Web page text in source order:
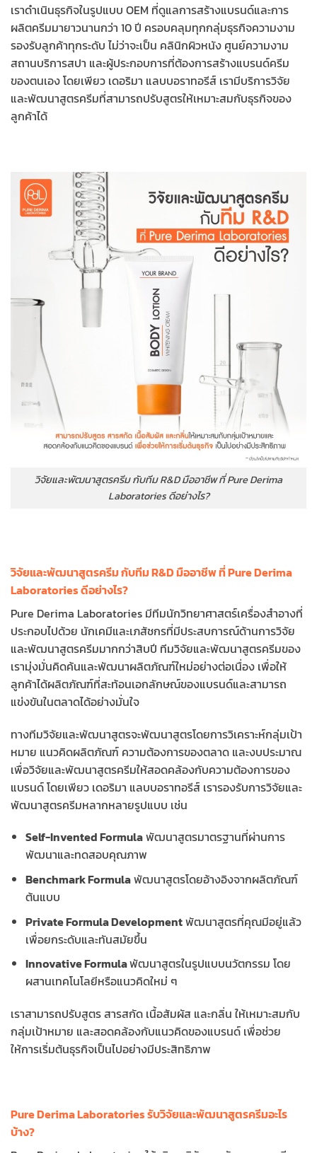
เราดำเนินธุรกิจในรูปแบบ OEM ที่ดูแลการสร้างแบรนด์และการ
ผลิตครีมมายาวนานกว่า 10 ปี ครอบคลุมทุกกลุ่มธุรกิจความงาม
รองรับลูกค้าทุกระดับ ไม่ว่าจะเป็น คลินิกผิวหนัง ศูนย์ความงาม
สถานบริการสปา และผู้ประกอบการที่ต้องการสร้างแบรนด์ครีม
ของตนเอง โดยเพียว เดอริมา แลบบอราทอรีส์ เรามีบริการวิจัย
และพัฒนาสูตรครีมที่สามารถปรับสูตรให้เหมาะสมกับธุรกิจของ
ลูกค้าได้
วิจัยและพัฒนาสูตรครีม กับทีม R&D มืออาชีพ ที่ Pure Derima
Laboratories ดีอย่างไร?
วิจัยและพัฒนาสูตรครีม กับทีม R&D มืออาชีพ ที่ Pure Derima
Laboratories ดีอย่างไร?
Pure Derima Laboratories มีทีมนักวิทยาศาสตร์เครื่องสำอางที่
ประกอบไปด้วย นักเคมีและเภสัชกรที่มีประสบการณ์ด้านการวิจัย
และพัฒนาสูตรครีมมากกว่าสิบปี ทีมวิจัยและพัฒนาสูตรครีมของ
เรามุ่งมั่นคิดค้นและพัฒนาผลิตภัณฑ์ใหม่อย่างต่อเนื่อง เพื่อให้
ลูกค้าได้ผลิตภัณฑ์ที่สะท้อนเอกลักษณ์ของแบรนด์และสามารถ
แข่งขันในตลาดได้อย่างมั่นใจ
ทางทีมวิจัยและพัฒนาสูตรจะพัฒนาสูตรโดยการวิเคราะห์กลุ่มเป้า
หมาย แนวคิดผลิตภัณฑ์ ความต้องการของตลาด และงบประมาณ
เพื่อวิจัยและพัฒนาสูตรครีมให้สอดคล้องกับความต้องการของ
แบรนด์ โดยเพียว เดอริมา แลบบอราทอรีส์ เรารองรับการวิจัยและ
พัฒนาสูตรครีมหลากหลายรูปแบบ เช่น
Self-Invented Formulaพัฒนาสูตรมาตรฐานที่ผ่านการ
พัฒนาและทดสอบคุณภาพ
Benchmark Formulaพัฒนาสูตรโดยอ้างอิงจากผลิตภัณฑ์
ต้นแบบ
Private Formula Developmentพัฒนาสูตรที่คุณมีอยู่แล้ว
เพื่อยกระดับและทันสมัยขึ้น
Innovative Formulaพัฒนาสูตรในรูปแบบนวัตกรรม โดย
ผสานเทคโนโลยีหรือแนวคิดใหม่ ๆ
เราสามารถปรับสูตร สารสกัด เนื้อสัมผัส และกลิ่น ให้เหมาะสมกับ
กลุ่มเป้าหมาย และสอดคล้องกับแนวคิดของแบรนด์ เพื่อช่วย
ให้การเริ่มต้นธุรกิจเป็นไปอย่างมีประสิทธิภาพ
Pure Derima Laboratories รับวิจัยและพัฒนาสูตรครีมอะไร
บ้าง?